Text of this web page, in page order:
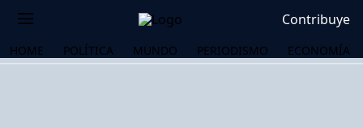
Contribuye
HOME POLÍTICA MUNDO PERIODISMO ECONOMÍA